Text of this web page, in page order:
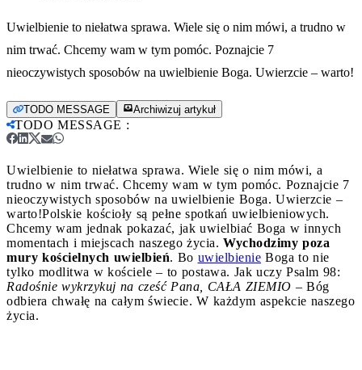
Uwielbienie to niełatwa sprawa. Wiele się o nim mówi, a trudno w
nim trwać. Chcemy wam w tym pomóc. Poznajcie 7
nieoczywistych sposobów na uwielbienie Boga. Uwierzcie – warto!
TODO MESSAGE Archiwizuj artykuł
TODO MESSAGE :
Uwielbienie to niełatwa sprawa. Wiele się o nim mówi, a
trudno w nim trwać. Chcemy wam w tym pomóc. Poznajcie 7
nieoczywistych sposobów na uwielbienie Boga. Uwierzcie –
warto!Polskie kościoły są pełne spotkań uwielbieniowych.
Chcemy wam jednak pokazać, jak uwielbiać Boga w innych
momentach i miejscach naszego życia. Wychodzimy poza
mury kościelnych uwielbień. Bo uwielbienie Boga to nie
tylko modlitwa w kościele – to postawa. Jak uczy Psalm 98:
Radośnie wykrzykuj na cześć Pana, CAŁA ZIEMIO – Bóg
odbiera chwałę na całym świecie. W każdym aspekcie naszego
życia.